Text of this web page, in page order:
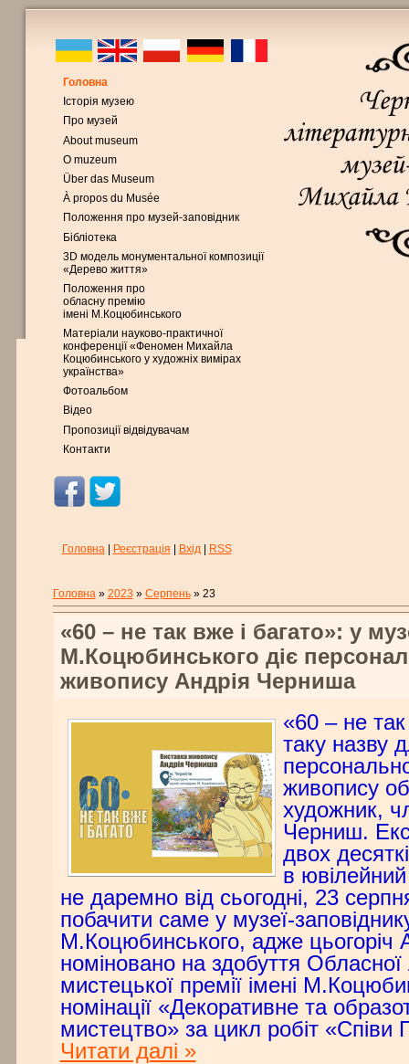
Головна
Історія музею
Про музей
About museum
O muzeum
Über das Museum
À propos du Musée
Положення про музей-заповідник
Бібліотека
3D модель монументальної композиції
«Дерево життя»
Положення про
обласну премію
імені М.Коцюбинського
Матеріали науково-практичної
конференції «Феномен Михайла
Коцюбинського у художніх вимірах
українства»
Фотоальбом
Відео
Пропозиції відвідувачам
Контакти
Головна| Реєстрація Вхід| RSS
Головна» 2023 » Серпень » 23
«60 – не так вже і багато»: у
М.Коцюбинського діє
живопису Андрія Черниша
«60 – не
таку назву
живопису
художник,
Черниш.
двох
в
не даремно від сьогодні, 23
побачити саме у музеї-
М.Коцюбинського, адже цьогоріч
номіновано на здобуття Обласної
мистецької премії імені
номінації «Декоративне та
мистецтво» за цикл робіт «Співи
Читати далі »